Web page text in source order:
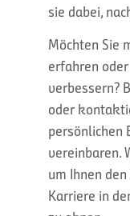
sie dabei,
Möchten Sie
erfahren
verbessern?
oder
persönlichen
vereinbaren.
um Ihnen
Karriere in